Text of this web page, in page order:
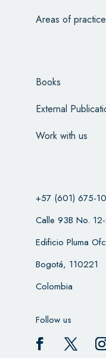
Areas of practice
Books
External
Work with us
+57 (601) 675-
Calle 93B No.
Edificio Pluma
Bogotá, 110221
Colombia
Follow us